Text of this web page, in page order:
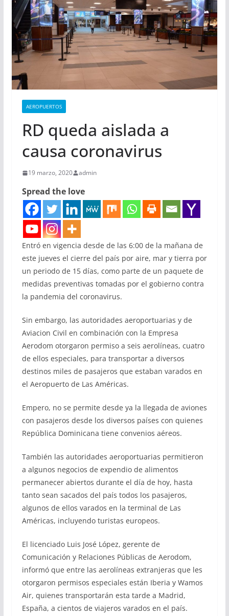
AEROPUERTOS
RD queda aislada a
causa coronavirus
19 marzo, 2020 admin
Spread the love
Entró en vigencia desde de las 6:00 de la mañana de
este jueves el cierre del país por aire, mar y tierra por
un periodo de 15 días, como parte de un paquete de
medidas preventivas tomadas por el gobierno contra
la pandemia del coronavirus.
Sin embargo, las autoridades aeroportuarias y de
Aviacion Civil en combinación con la Empresa
Aerodom otorgaron permiso a seis aerolíneas, cuatro
de ellos especiales, para transportar a diversos
destinos miles de pasajeros que estaban varados en
el Aeropuerto de Las Américas.
Empero, no se permite desde ya la llegada de aviones
con pasajeros desde los diversos países con quienes
República Dominicana tiene convenios aéreos.
También las autoridades aeroportuarias permitieron
a algunos negocios de expendio de alimentos
permanecer abiertos durante el día de hoy, hasta
tanto sean sacados del país todos los pasajeros,
algunos de ellos varados en la terminal de Las
Américas, incluyendo turistas europeos.
El licenciado Luis José López, gerente de
Comunicación y Relaciones Públicas de Aerodom,
informó que entre las aerolíneas extranjeras que les
otorgaron permisos especiales están Iberia y Wamos
Air, quienes transportarán esta tarde a Madrid,
España, a cientos de viajeros varados en el país.